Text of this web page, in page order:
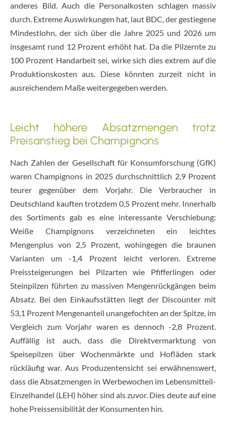
anderes Bild. Auch die Personalkosten schlagen massiv
durch. Extreme Auswirkungen hat, laut BDC, der gestiegene
Mindestlohn, der sich über die Jahre 2025 und 2026 um
insgesamt rund 12 Prozent erhöht hat. Da die Pilzernte zu
100 Prozent Handarbeit sei, wirke sich dies extrem auf die
Produktionskosten aus. Diese könnten zurzeit nicht in
ausreichendem Maße weitergegeben werden.
Leicht höhere Absatzmengen trotz
Preisanstieg bei Champignons
Nach Zahlen der Gesellschaft für Konsumforschung (GfK)
waren Champignons in 2025 durchschnittlich 2,9 Prozent
teurer gegenüber dem Vorjahr. Die Verbraucher in
Deutschland kauften trotzdem 0,5 Prozent mehr. Innerhalb
des Sortiments gab es eine interessante Verschiebung:
Weiße Champignons verzeichneten ein leichtes
Mengenplus von 2,5 Prozent, wohingegen die braunen
Varianten um -1,4 Prozent leicht verloren. Extreme
Preissteigerungen bei Pilzarten wie Pfifferlingen oder
Steinpilzen führten zu massiven Mengenrückgängen beim
Absatz. Bei den Einkaufsstätten liegt der Discounter mit
53,1 Prozent Mengenanteil unangefochten an der Spitze, im
Vergleich zum Vorjahr waren es dennoch -2,8 Prozent.
Auffällig ist auch, dass die Direktvermarktung von
Speisepilzen über Wochenmärkte und Hofläden stark
rückläufig war. Aus Produzentensicht sei erwähnenswert,
dass die Absatzmengen in Werbewochen im Lebensmitteil-
Einzelhandel (LEH) höher sind als zuvor. Dies deute auf eine
hohe Preissensibilität der Konsumenten hin.